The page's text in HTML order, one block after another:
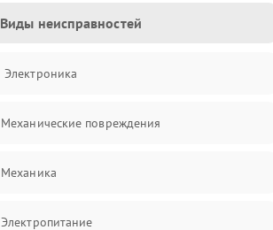
Виды неисправностей
Электроника
Механические повреждения
Механика
Электропитание